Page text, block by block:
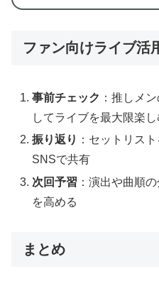
ファン向けライブ活
事前チェック ：推しメ
してライブを最大限楽し
振り返り ：セットリス
SNSで共有
次回予習 ：演出や曲順
を高める
まとめ